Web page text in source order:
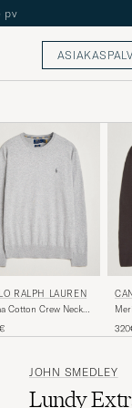
RALPH LAUREN
Cotton Crew Neck
JOHN SMEDLEY
Lundy